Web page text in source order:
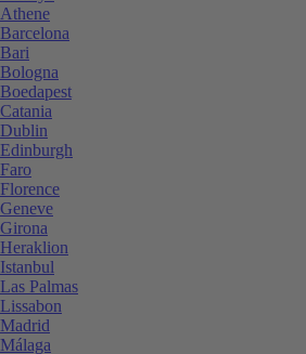
Athene
Barcelona
Bari
Bologna
Boedapest
Catania
Dublin
Edinburgh
Faro
Florence
Geneve
Girona
Heraklion
Istanbul
Las Palmas
Lissabon
Madrid
Málaga